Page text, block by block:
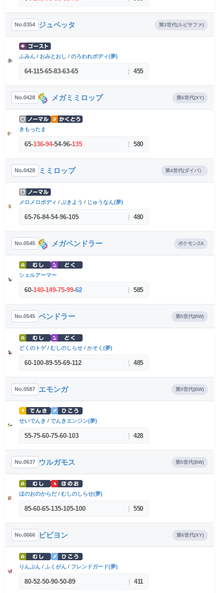
No.0354 ジュペッタ 第3世代(ルビサファ)
ふみん / おみとおし / のろわれボディ(夢)
64-115-65-83-63-65 455
No.0428 メガミミロップ 第6世代(XY)
きもったま
65-136-94-54-96-135 580
No.0428 ミミロップ 第4世代(ダイパ）
メロメロボディ / ぶきよう / じゅうなん(夢)
65-76-84-54-96-105 480
No.0545 メガペンドラー ポケモンZA
シェルアーマー
60-140-149-75-99-62 585
No.0545 ペンドラー 第5世代(BW)
どくのトゲ/ むしのしらせ / かそく(夢)
60-100-89-55-69-112 485
No.0587 エモンガ 第5世代(BW)
せいでんき / でんきエンジン(夢)
55-75-60-75-60-103 428
No.0637 ウルガモス 第5世代(BW)
ほのおのからだ / むしのしらせ(夢)
85-60-65-135-105-100 550
No.0666 ビビヨン 第6世代(XY)
りんぷん / ふくがん / フレンドガード(夢)
80-52-50-90-50-89 411